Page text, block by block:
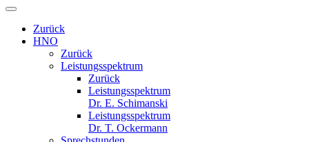
Zurück
HNO
Zurück
Leistungsspektrum
Zurück
Leistungsspektrum
Dr. E. Schimanski
Leistungsspektrum
Dr. T. Ockermann